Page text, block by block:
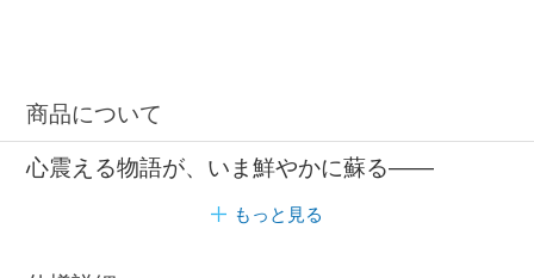
商品について
心震える物語が、いま鮮やかに蘇る――
もっと見る